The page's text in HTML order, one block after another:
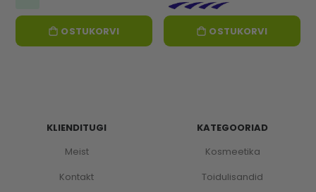
OSTUKORVI OSTUKORVI
KLIENDITUGI
Meist
Kontakt
KATEGOORIAD
Kosmeetika
Toidulisandid